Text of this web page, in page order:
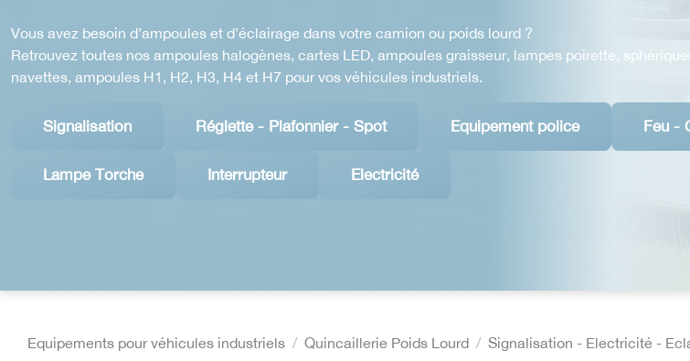
Vous avez besoin d’ampoules et d’éclairage dans votre camion ou poids lourd ?
Retrouvez toutes nos ampoules halogènes, cartes LED, ampoules graisseur, lampes poirette,
navettes, ampoules H1, H2, H3, H4 et H7 pour vos véhicules industriels.
Signalisation Réglette - Plafonnier - Spot Equipement police Feu -
Lampe Torche Interrupteur Electricité
Equipements pour véhicules industriels Quincaillerie Poids Lourd Signalisation - Electricité -